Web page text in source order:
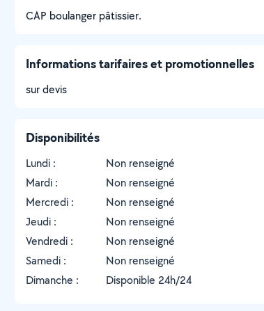
CAP boulanger pâtissier.
Informations tarifaires et promotionnelles
sur devis
Disponibilités
Lundi :
Non renseigné
Mardi :
Non renseigné
Mercredi :
Non renseigné
Jeudi :
Non renseigné
Vendredi :
Non renseigné
Samedi :
Non renseigné
Dimanche :
Disponible 24h/24